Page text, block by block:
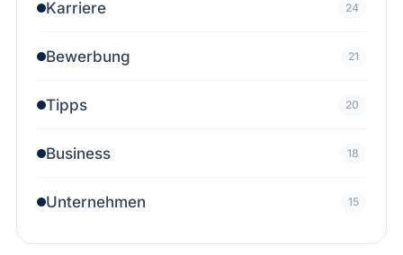
Karriere 24
Bewerbung 21
Tipps 20
Business 18
Unternehmen 15